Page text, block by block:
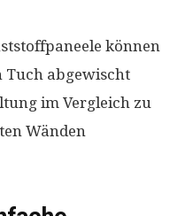
können
Tuch abgewischt
im Vergleich zu
Wänden